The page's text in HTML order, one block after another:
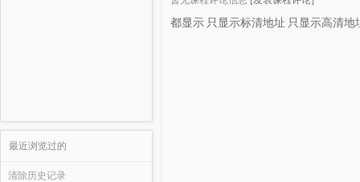
最近浏览过的
清除历史记录
都显示 只显示标清地址 只显示高清地